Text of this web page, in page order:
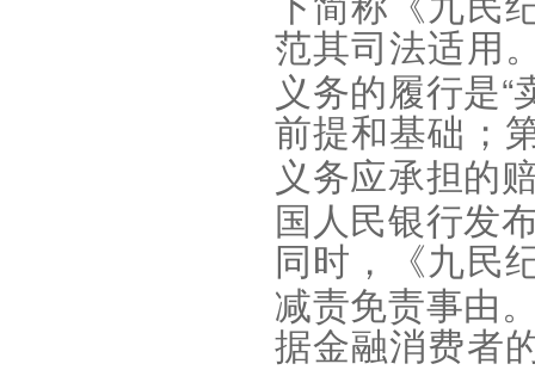
下简称《九民
范其司法适用
义务的履行是“
前提和基础；
义务应承担的
国人民银行发
同时，《九民
减责免责事由
据金融消费者